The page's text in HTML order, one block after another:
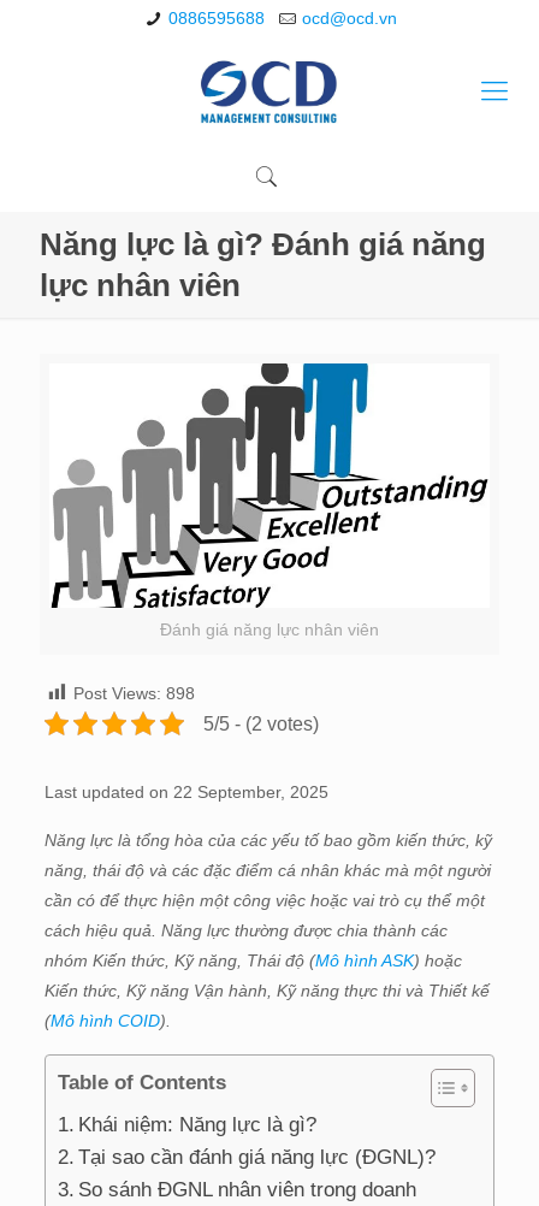
0886595688 ocd@ocd.vn
Năng lực là gì? Đánh giá năng
lực nhân viên
Đánh giá năng lực nhân viên
Post Views: 898
5/5 - (2 votes)
Last updated on 22 September, 2025
Năng lực là tổng hòa của các yếu tố bao gồm kiến thức, kỹ
năng, thái độ và các đặc điểm cá nhân khác mà một người
cần có để thực hiện một công việc hoặc vai trò cụ thể một
cách hiệu quả. Năng lực thường được chia thành các
nhóm Kiến thức, Kỹ năng, Thái độ (Mô hình ASK) hoặc
Kiến thức, Kỹ năng Vận hành, Kỹ năng thực thi và Thiết kế
(Mô hình COID).
Table of Contents
Khái niệm: Năng lực là gì?
Tại sao cần đánh giá năng lực (ĐGNL)?
So sánh ĐGNL nhân viên trong doanh